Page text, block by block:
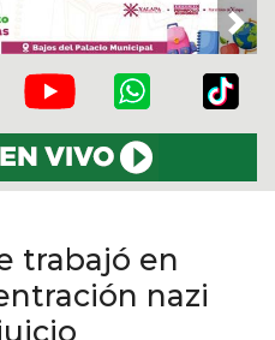
trabajó en
nazi